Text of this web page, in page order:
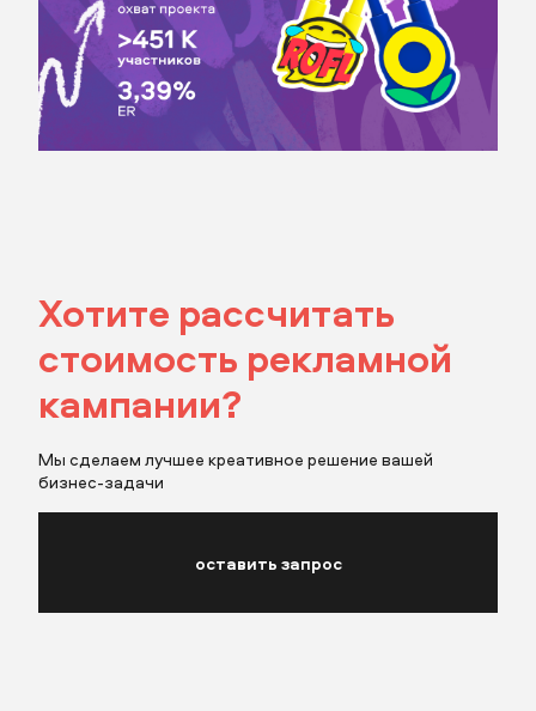
прислать бриф
Хотите рассчитать
стоимость рекламной
кампании?
Мы сделаем лучшее креативное решение вашей
бизнес-задачи
оставить запрос